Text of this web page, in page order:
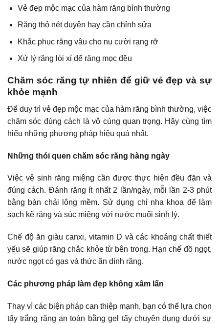
Vẻ đẹp mộc mạc của hàm răng bình thường
Răng thỏ nét duyên hay cần chỉnh sửa
Khắc phục răng vâu cho nụ cười rạng rỡ
Xử lý răng lòi xỉ để răng mọc đều
Chăm sóc răng tự nhiên để giữ vẻ đẹp và sự
khỏe mạnh
Để duy trì vẻ đẹp mộc mạc của hàm răng bình thường, việc
chăm sóc đúng cách là vô cùng quan trọng. Hãy cùng tìm
hiểu những phương pháp hiệu quả nhất.
Những thói quen chăm sóc răng hàng ngày
Việc vệ sinh răng miệng cần được thực hiện đều đặn và
đúng cách. Đánh răng ít nhất 2 lần/ngày, mỗi lần 2-3 phút
bằng bàn chải lông mềm. Sử dụng chỉ nha khoa để làm
sạch kẽ răng và súc miệng với nước muối sinh lý.
Chế độ ăn giàu canxi, vitamin D và các khoáng chất thiết
yếu sẽ giúp răng chắc khỏe từ bên trong. Hạn chế đồ ngọt,
nước ngọt có gas và thức ăn dính răng.
Các phương pháp làm đẹp không xâm lấn
Thay vì các biện pháp can thiệp mạnh, bạn có thể lựa chọn
tẩy trắng răng an toàn bằng gel tẩy chuyên dụng dưới sự